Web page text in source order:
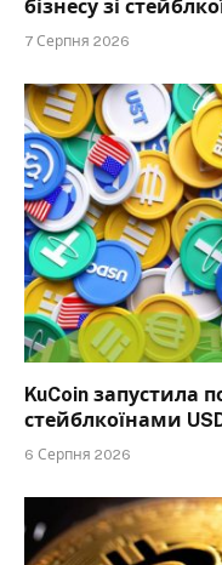
бізнесу зі
7 Серпня 2026
KuCoin запустила
стейблкоїнами
6 Серпня 2026